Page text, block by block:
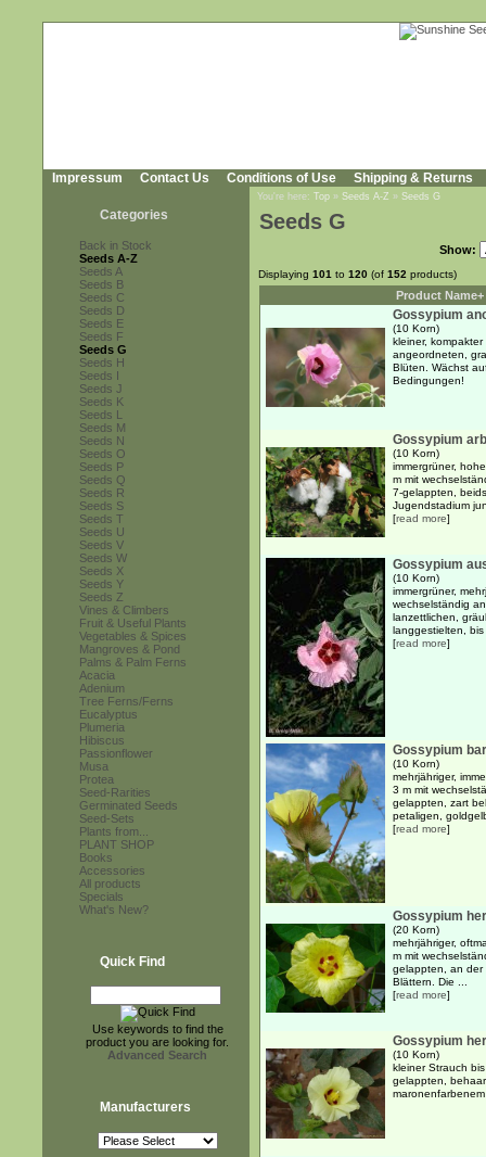
Impressum Contact Us Conditions of Use Shipping & Returns
Categories
Back in Stock
Seeds A-Z
Seeds A
Seeds B
Seeds C
Seeds D
Seeds E
Seeds F
Seeds G
Seeds H
Seeds I
Seeds J
Seeds K
Seeds L
Seeds M
Seeds N
Seeds O
Seeds P
Seeds Q
Seeds R
Seeds S
Seeds T
Seeds U
Seeds V
Seeds W
Seeds X
Seeds Y
Seeds Z
Vines & Climbers
Fruit & Useful Plants
Vegetables & Spices
Mangroves & Pond
Palms & Palm Ferns
Acacia
Adenium
Tree Ferns/Ferns
Eucalyptus
Plumeria
Hibiscus
Passionflower
Musa
Protea
Seed-Rarities
Germinated Seeds
Seed-Sets
Plants from...
PLANT SHOP
Books
Accessories
All products
Specials
What's New?
Quick Find
Use keywords to find the
product you are looking for.
Advanced Search
Manufacturers
You're here: Top » Seeds A-Z » Seeds G
Seeds G
Show:
Displaying 101 to 120 (of 152 products)
Product Name+
Gossypium
(10 Korn)
kleiner,
angeordneten,
Blüten. Wächst
Bedingungen!
Gossypium
(10 Korn)
immergrüner,
m mit
7-gelappten,
Jugendstadium
[read more]
Gossypium
(10 Korn)
immergrüner,
wechselständig
lanzettlichen,
langgestielten,
[read more]
Gossypium
(10 Korn)
mehrjähriger,
3 m mit
gelappten, zart
petaligen,
[read more]
Gossypium
(20 Korn)
mehrjähriger,
m mit
gelappten, an der
Blättern. Die ...
[read more]
Gossypium
(10 Korn)
kleiner Strauch
gelappten,